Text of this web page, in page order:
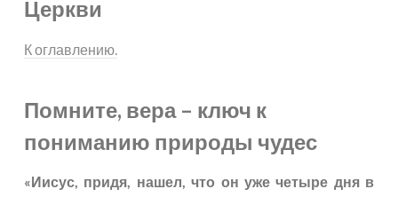
Церкви
К оглавлению.
Помните, вера – ключ к
пониманию природы чудес
«Иисус, придя, нашел, что он уже четыре дня в